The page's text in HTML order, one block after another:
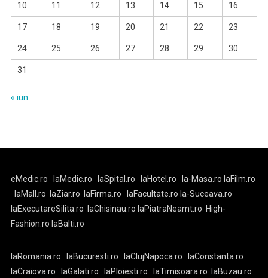
10 11 12 13 14 15 16
17 18 19 20 21 22 23
24 25 26 27 28 29 30
31
« iun.
eMedic.ro laMedic.ro laSpital.ro laHotel.ro la-Masa.ro laFilm.ro
laMall.ro
laZiar.ro laFirma.ro laFacultate.ro la-Suceava.ro
laExecutareSilita.ro
laChisinau.ro laPiatraNeamt.ro High-
Fashion.ro laBalti.ro
laRomania.ro laBucuresti.ro laClujNapoca.ro
laConstanta.ro
laCraiova.ro
laGalati.ro laPloiesti.ro laTimisoara.ro
laBuzau.ro